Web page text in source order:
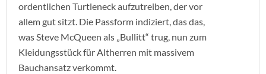
ordentlichen Turtleneck aufzutreiben, der vor
allem gut sitzt. Die Passform indiziert, das das,
was Steve McQueen als „Bullitt“ trug, nun zum
Kleidungsstück für Altherren mit massivem
Bauchansatz verkommt.